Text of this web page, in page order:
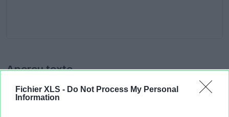
Fichier XLS - Do Not Process My Personal
Information
Aperçu texte